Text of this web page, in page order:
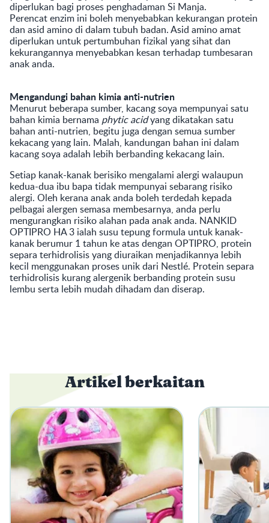
diperlukan bagi proses penghadaman Si Manja.
Perencat enzim ini boleh menyebabkan kekurangan protein
dan asid amino di dalam tubuh badan. Asid amino amat
diperlukan untuk pertumbuhan fizikal yang sihat dan
kekurangannya menyebabkan kesan terhadap tumbesaran
anak anda.
Mengandungi bahan kimia anti-nutrien
Menurut beberapa sumber, kacang soya mempunyai satu
bahan kimia bernama phytic acidyang dikatakan satu
bahan anti-nutrien, begitu juga dengan semua sumber
kekacang yang lain. Malah, kandungan bahan ini dalam
kacang soya adalah lebih berbanding kekacang lain.
Setiap kanak-kanak berisiko mengalami alergi walaupun
kedua-dua ibu bapa tidak mempunyai sebarang risiko
alergi. Oleh kerana anak anda boleh terdedah kepada
pelbagai alergen semasa membesarnya, anda perlu
mengurangkan risiko alahan pada anak anda. NANKID
OPTIPRO HA 3 ialah susu tepung formula untuk kanak-
kanak berumur 1 tahun ke atas dengan OPTIPRO, protein
separa terhidrolisis yang diuraikan menjadikannya lebih
kecil menggunakan proses unik dari Nestlé. Protein separa
terhidrolisis kurang alergenik berbanding protein susu
lembu serta lebih mudah dihadam dan diserap.
Artikel berkaitan